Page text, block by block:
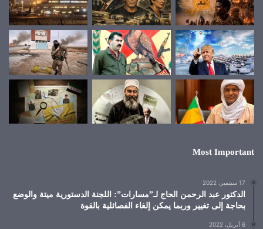
Most Important
17 سبتمبر، 2022
الدكتور عبد الرحمن الحاج لـ”مسارات”: اللجنة الدستورية ميتة والوضع
بحاجة إلى تغيير وربما يمكن إلغاء الفصائلية بالقوة
6 أبريل، 2022